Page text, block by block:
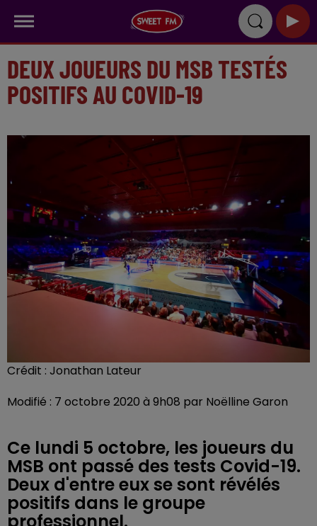
DEUX JOUEURS DU MSB TESTÉS
POSITIFS AU COVID-19
Crédit : Jonathan Lateur
Modifié : 7 octobre 2020 à 9h08 par Noëlline Garon
Ce lundi 5 octobre, les joueurs du
MSB ont passé des tests Covid-19.
Deux d'entre eux se sont révélés
positifs dans le groupe